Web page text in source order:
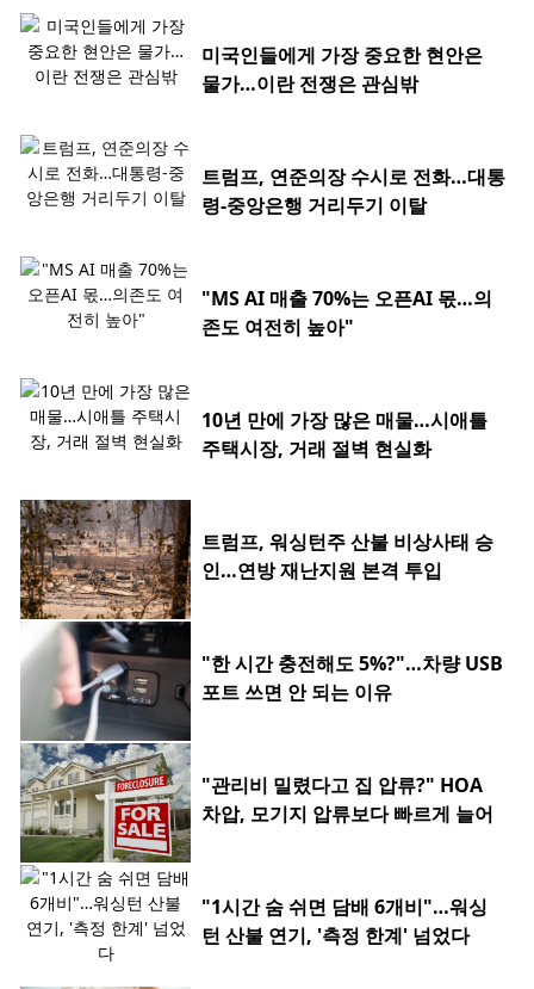
미국인들에게 가장 중요한 현안은
물가…이란 전쟁은 관심밖
트럼프, 연준의장 수시로 전화…대통
령-중앙은행 거리두기 이탈
"MS AI 매출 70%는 오픈AI 몫…의
존도 여전히 높아"
10년 만에 가장 많은 매물…시애틀
주택시장, 거래 절벽 현실화
트럼프, 워싱턴주 산불 비상사태 승
인…연방 재난지원 본격 투입
"한 시간 충전해도 5%?"…차량 USB
포트 쓰면 안 되는 이유
"관리비 밀렸다고 집 압류?" HOA
차압, 모기지 압류보다 빠르게 늘어
"1시간 숨 쉬면 담배 6개비"…워싱
턴 산불 연기, '측정 한계' 넘었다